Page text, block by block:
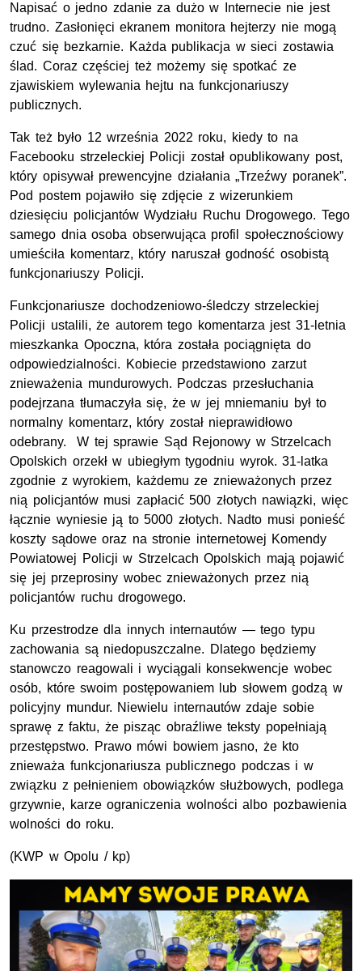
Napisać o jedno zdanie za dużo w Internecie nie jest
trudno. Zasłonięci ekranem monitora hejterzy nie mogą
czuć się bezkarnie. Każda publikacja w sieci zostawia
ślad. Coraz częściej też możemy się spotkać ze
zjawiskiem wylewania hejtu na funkcjonariuszy
publicznych.
Tak też było 12 września 2022 roku, kiedy to na
Facebooku strzeleckiej Policji został opublikowany post,
który opisywał prewencyjne działania „Trzeźwy poranek”.
Pod postem pojawiło się zdjęcie z wizerunkiem
dziesięciu policjantów Wydziału Ruchu Drogowego. Tego
samego dnia osoba obserwująca profil społecznościowy
umieściła komentarz, który naruszał godność osobistą
funkcjonariuszy Policji.
Funkcjonariusze dochodzeniowo-śledczy strzeleckiej
Policji ustalili, że autorem tego komentarza jest 31-letnia
mieszkanka Opoczna, która została pociągnięta do
odpowiedzialności. Kobiecie przedstawiono zarzut
znieważenia mundurowych. Podczas przesłuchania
podejrzana tłumaczyła się, że w jej mniemaniu był to
normalny komentarz, który został nieprawidłowo
odebrany. W tej sprawie Sąd Rejonowy w Strzelcach
Opolskich orzekł w ubiegłym tygodniu wyrok. 31-latka
zgodnie z wyrokiem, każdemu ze znieważonych przez
nią policjantów musi zapłacić 500 złotych nawiązki, więc
łącznie wyniesie ją to 5000 złotych. Nadto musi ponieść
koszty sądowe oraz na stronie internetowej Komendy
Powiatowej Policji w Strzelcach Opolskich mają pojawić
się jej przeprosiny wobec znieważonych przez nią
policjantów ruchu drogowego.
Ku przestrodze dla innych internautów — tego typu
zachowania są niedopuszczalne. Dlatego będziemy
stanowczo reagowali i wyciągali konsekwencje wobec
osób, które swoim postępowaniem lub słowem godzą w
policyjny mundur. Niewielu internautów zdaje sobie
sprawę z faktu, że pisząc obraźliwe teksty popełniają
przestępstwo. Prawo mówi bowiem jasno, że kto
znieważa funkcjonariusza publicznego podczas i w
związku z pełnieniem obowiązków służbowych, podlega
grzywnie, karze ograniczenia wolności albo pozbawienia
wolności do roku.
(KWP w Opolu / kp)